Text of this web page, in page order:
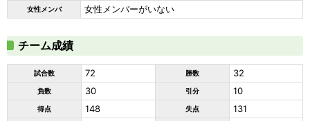
ー
女性メンバ 女性メンバーがいない
チーム成績
試合数 72 勝数 32
負数 30 引分 10
得点 148 失点 131